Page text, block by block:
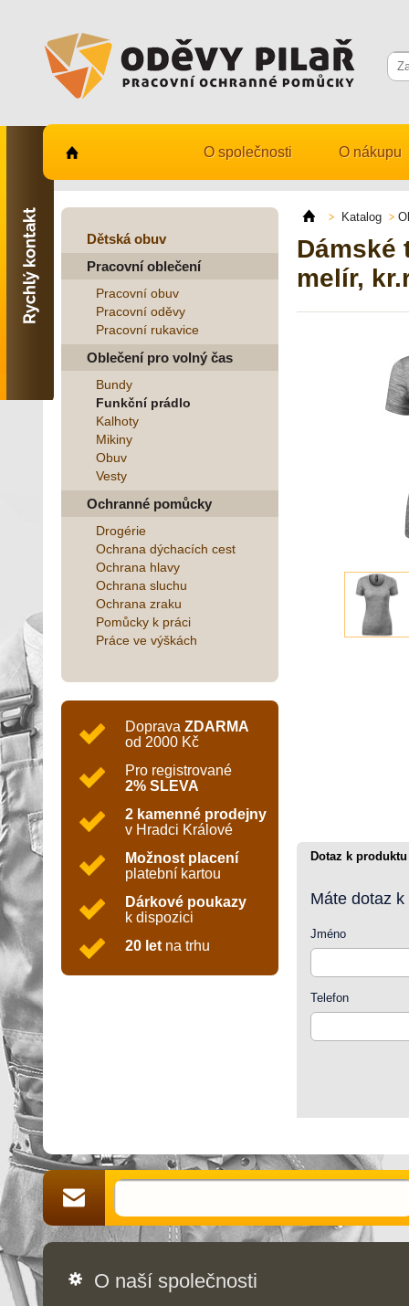
O společnosti O nákupu
Dětská obuv
Pracovní oblečení
Pracovní obuv
Pracovní oděvy
Pracovní rukavice
Oblečení pro volný čas
Bundy
Funkční prádlo
Kalhoty
Mikiny
Obuv
Vesty
Ochranné pomůcky
Drogérie
Ochrana dýchacích cest
Ochrana hlavy
Ochrana sluchu
Ochrana zraku
Pomůcky k práci
Práce ve výškách
Doprava ZDARMA
od 2000 Kč
Pro registrované
2% SLEVA
2 kamenné prodejny
v Hradci Králové
Možnost placení
platební kartou
Dárkové poukazy
k dispozici
20 let na trhu
Katalog
Dámské
melír,
Dotaz k produktu
Máte dotaz
Jméno
Telefon
Kontaktujte nás
731 482 530
info@odevy-pilar.cz
Provozovna:
Hradec Králové
Provozovna:
Hradec Králové
O naší společnosti